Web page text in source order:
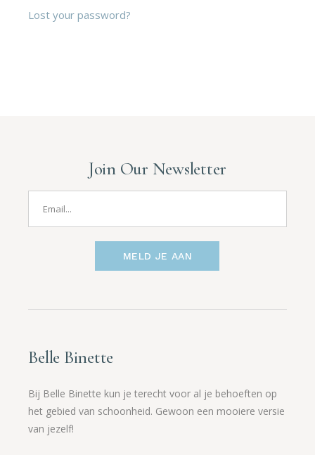
Lost your password?
Join Our Newsletter
MELD JE AAN
Belle Binette
Bij Belle Binette kun je terecht voor al je behoeften op
het gebied van schoonheid. Gewoon een mooiere versie
van jezelf!